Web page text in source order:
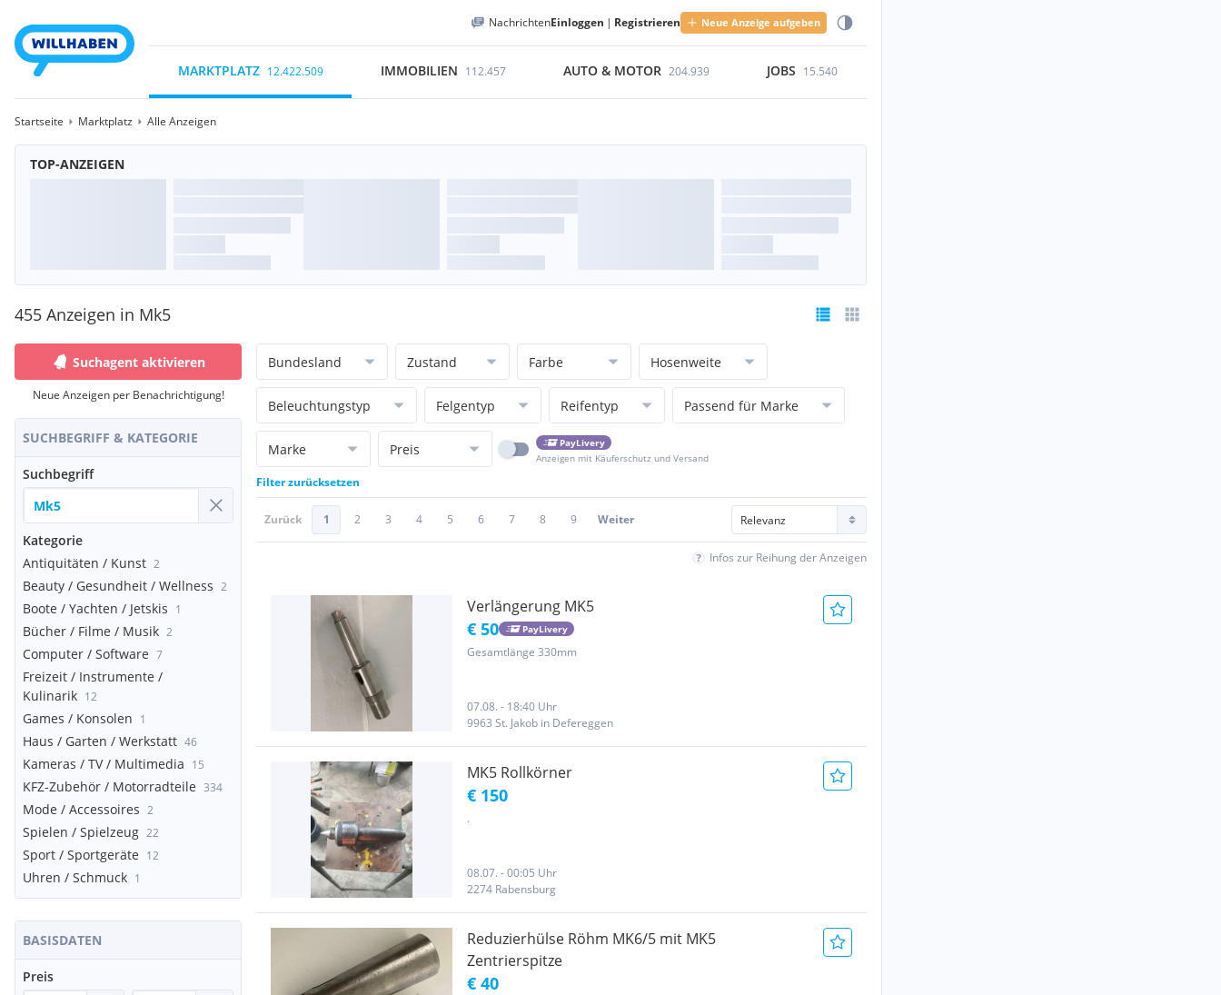
NachrichtenEinloggen | Registrieren Neue Anzeige aufgeben
MARKTPLATZ 12.422.509 IMMOBILIEN 112.457 AUTO & MOTOR 204.939 JOBS 15.540
Startseite Marktplatz Alle Anzeigen
TOP-ANZEIGEN
455 Anzeigen in Mk5
Suchagent aktivieren
Neue Anzeigen per Benachrichtigung!
SUCHBEGRIFF & KATEGORIE
Suchbegriff
Kategorie
Antiquitäten / Kunst 2
Beauty / Gesundheit / Wellness 2
Boote / Yachten / Jetskis 1
Bücher / Filme / Musik 2
Computer / Software 7
Freizeit / Instrumente /
Kulinarik 12
Games / Konsolen 1
Haus / Garten / Werkstatt 46
Kameras / TV / Multimedia 15
KFZ-Zubehör / Motorradteile 334
Mode / Accessoires 2
Spielen / Spielzeug 22
Sport / Sportgeräte 12
Uhren / Schmuck 1
BASISDATEN
Preis
Bundesland Zustand Farbe Hosenweite
Beleuchtungstyp Felgentyp Reifentyp Passend für Marke
Marke Preis
PayLivery
Anzeigen mit Käuferschutz und Versand
Filter zurücksetzen
Zurück 1 2 3 4 5 6 7 8 9 Weiter
Infos zur Reihung der Anzeigen
Verlängerung MK5
€ 50 PayLivery
Gesamtlänge 330mm
07.08. - 18:40 Uhr
9963 St. Jakob in Defereggen
MK5 Rollkörner
€ 150
.
08.07. - 00:05 Uhr
2274 Rabensburg
Reduzierhülse Röhm MK6/5 mit MK5
Zentrierspitze
€ 40